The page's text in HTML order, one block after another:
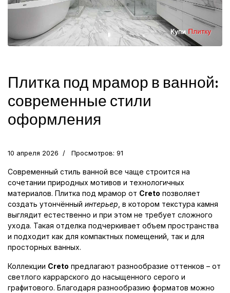
Плитка под мрамор в ванной:
современные стили
оформления
10 апреля 2026 Просмотров: 91
Современный стиль ванной все чаще строится на
сочетании природных мотивов и технологичных
материалов. Плитка под мрамор от Creto позволяет
создать утончённый интерьер , в котором текстура камня
выглядит естественно и при этом не требует сложного
ухода. Такая отделка подчеркивает объем пространства
и подходит как для компактных помещений, так и для
просторных ванных.
Коллекции Creto предлагают разнообразие оттенков – от
светлого каррарского до насыщенного серого и
графитового. Благодаря разнообразию форматов можно